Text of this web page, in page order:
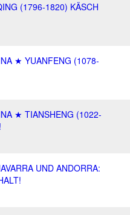
(1796-1820) KÄSCH
★ YUANFENG (1078-
★ TIANSHENG (1022-
UND ANDORRA: